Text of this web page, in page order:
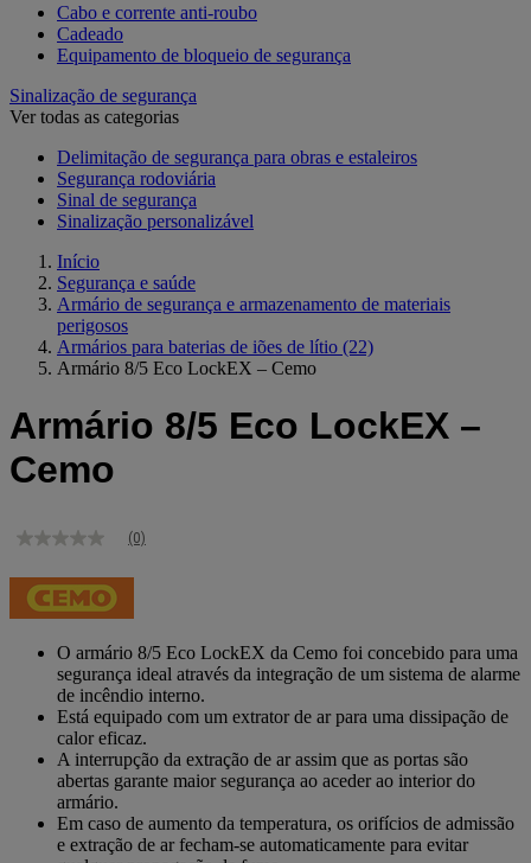
Cabo e corrente anti-roubo
Cadeado
Equipamento de bloqueio de segurança
Sinalização de segurança
Ver todas as categorias
Delimitação de segurança para obras e estaleiros
Segurança rodoviária
Sinal de segurança
Sinalização personalizável
Início
Segurança e saúde
Armário de segurança e armazenamento de materiais
perigosos
Armários para baterias de iões de lítio (22)
Armário 8/5 Eco LockEX – Cemo
Armário 8/5 Eco LockEX –
Cemo
Sem
de
classificação
Link
mesma
página.
(0)
O armário 8/5 Eco LockEX da Cemo foi concebido para uma
segurança ideal através da integração de um sistema de alarme
de incêndio interno.
Está equipado com um extrator de ar para uma dissipação de
calor eficaz.
A interrupção da extração de ar assim que as portas são
abertas garante maior segurança ao aceder ao interior do
armário.
Em caso de aumento da temperatura, os orifícios de admissão
e extração de ar fecham-se automaticamente para evitar